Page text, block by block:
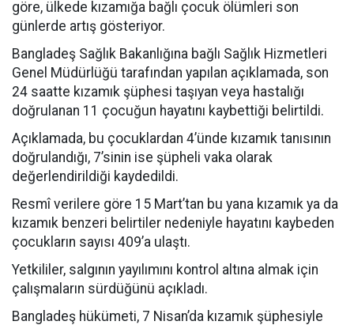
göre, ülkede kızamığa bağlı çocuk ölümleri son
günlerde artış gösteriyor.
Bangladeş Sağlık Bakanlığına bağlı Sağlık Hizmetleri
Genel Müdürlüğü tarafından yapılan açıklamada, son
24 saatte kızamık şüphesi taşıyan veya hastalığı
doğrulanan 11 çocuğun hayatını kaybettiği belirtildi.
Açıklamada, bu çocuklardan 4’ünde kızamık tanısının
doğrulandığı, 7’sinin ise şüpheli vaka olarak
değerlendirildiği kaydedildi.
Resmî verilere göre 15 Mart’tan bu yana kızamık ya da
kızamık benzeri belirtiler nedeniyle hayatını kaybeden
çocukların sayısı 409’a ulaştı.
Yetkililer, salgının yayılımını kontrol altına almak için
çalışmaların sürdüğünü açıkladı.
Bangladeş hükümeti, 7 Nisan’da kızamık şüphesiyle